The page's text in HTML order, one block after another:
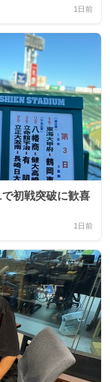
1日前
初戦突破に歓喜
1日前